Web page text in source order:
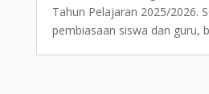
Tahun Pelajaran 2025/2026.
pembiasaan siswa dan guru,